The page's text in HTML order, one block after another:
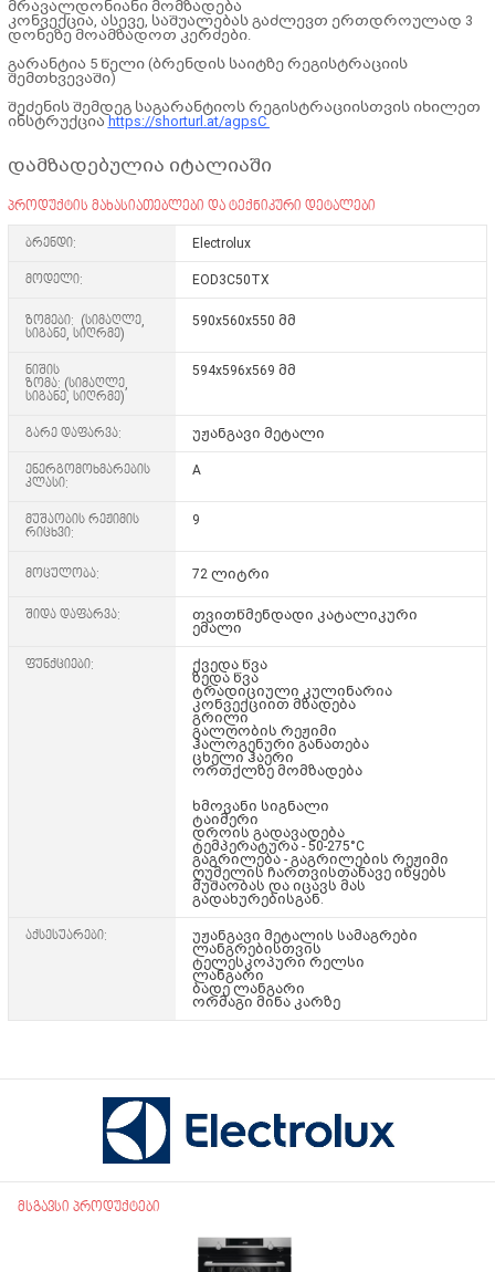
მრავალდონიანი მომზადება
კონვექცია, ასევე, საშუალებას გაძლევთ ერთდროულად 3
დონეზე მოამზადოთ კერძები.
გარანტია 5 წელი (ბრენდის საიტზე რეგისტრაციის
შემთხვევაში)
შეძენის შემდეგ საგარანტიოს რეგისტრაციისთვის იხილეთ
ინსტრუქციაhttps://shorturl.at/agpsC
დამზადებულია იტალიაში
პროდუქტის მახასიათებლები და ტექნიკური დეტალები
ბრენდი: Electrolux
მოდელი: EOD3C50TX
ზომები: (სიმაღლე,
სიგანე, სიღრმე)
590x560x550 მმ
ნიშის
ზომა: (სიმაღლე,
სიგანე, სიღრმე)
594x596x569 მმ
გარე დაფარვა: უჟანგავი მეტალი
ენერგომოხმარების
კლასი:
A
მუშაობის რეჟიმის
რიცხვი:
9
მოცულობა: 72 ლიტრი
შიდა დაფარვა:
თვითწმენდადი კატალიკური
ემალი
ფუნქციები:
ქვედა წვა
ზედა წვა
ტრადიციული კულინარია
კონვექციით მზადება
გრილი
გალღობის რეჟიმი
ჰალოგენური განათება
ცხელი ჰაერი
ორთქლზე მომზადება
ხმოვანი სიგნალი
ტაიმერი
დროის გადავადება
ტემპერატურა - 50-275°C
გაგრილება - გაგრილების რეჟიმი
ღუმელის ჩართვისთანავე იწყებს
მუშაობას და იცავს მას
გადახურებისგან.
აქსესუარები:
უჟანგავი მეტალის სამაგრები
ლანგრებისთვის
ტელესკოპური რელსი
ლანგარი
ბადე ლანგარი
ორმაგი მინა კარზე
მსგავსი პროდუქტები